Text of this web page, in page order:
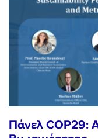
Πάνελ COP29: